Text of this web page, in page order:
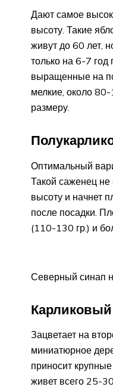
Дают самое
высоту. Такие
живут до 60 лет,
только на 6-7 год
выращенные на
мелкие, около
размеру.
Оптимальный
Такой саженец
высоту и начнет
после посадки.
(110-130 гр.) и
Северный синап
Карликовый
Зацветает на
миниатюрное
приносит
живет всего 25-